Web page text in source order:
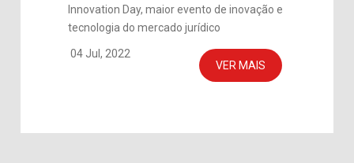
Innovation Day, maior evento de inovação e
tecnologia do mercado jurídico
04 Jul, 2022
VER MAIS